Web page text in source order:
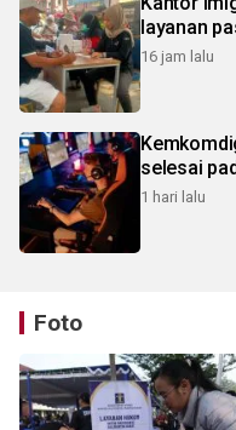
layanan
16 jam lalu
selesai
1 hari lalu
Foto